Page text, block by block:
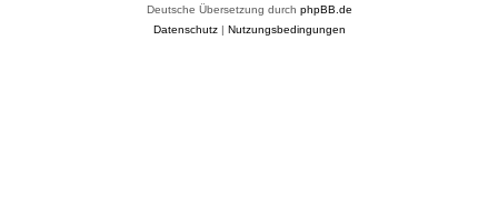
Deutsche Übersetzung durch phpBB.de
Datenschutz| Nutzungsbedingungen